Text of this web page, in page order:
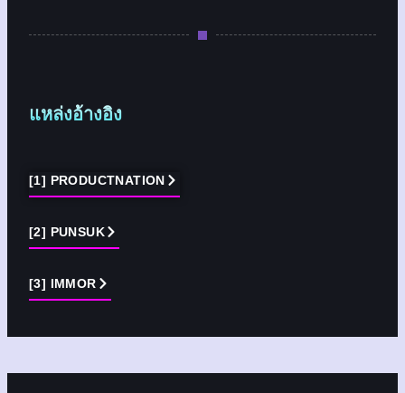
แหล่งอ้างอิง
[1] PRODUCTNATION
[2] PUNSUK
[3] IMMOR